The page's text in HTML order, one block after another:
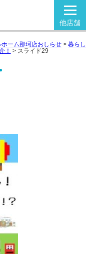
他店舗
ホーム那珂店おしらせ > 暮らし
！ > スライド29